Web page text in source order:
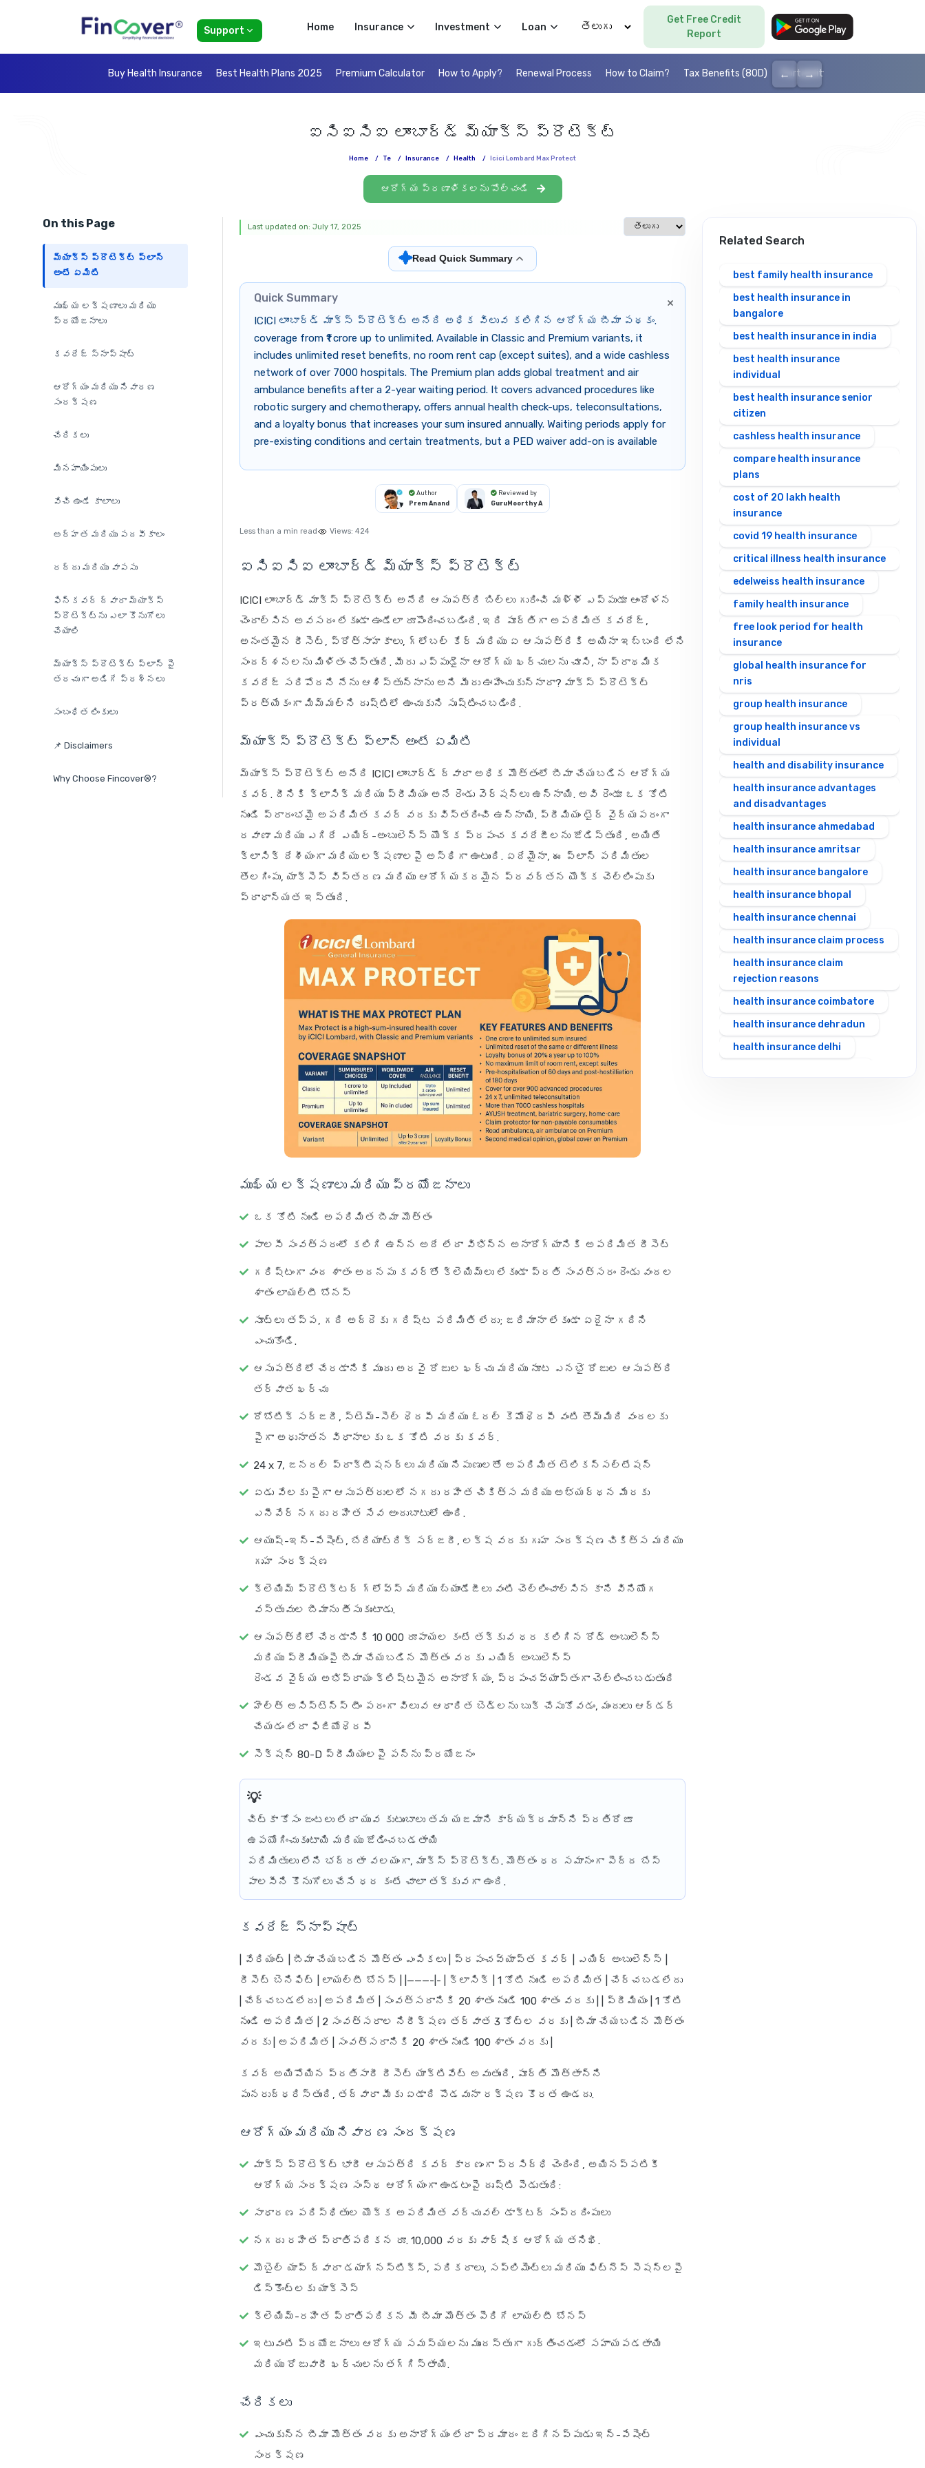
Support Home Insurance Investment Loan Select Language
Get Free Credit
Report
Buy Health Insurance Best Health Plans 2025 Premium Calculator How to Apply? Renewal Process How to Claim? Tax Benefits (80D) Portability
← →
ఐసిఐసిఐ లాంబార్డ్ మ్యాక్స్ ప్రొటెక్ట్
Home / Te / Insurance / Health / Icici Lombard Max Protect
ఆరోగ్య ప్రణాళికలను పోల్చండి
On this Page
మ్యాక్స్ ప్రొటెక్ట్ ప్లాన్
అంటే ఏమిటి
ముఖ్య లక్షణాలు మరియు
ప్రయోజనాలు
కవరేజ్ స్నాప్‌షాట్
ఆరోగ్యం మరియు నివారణ
సంరక్షణ
చేరికలు
మినహాయింపులు
వేచి ఉండే కాలాలు
అర్హత మరియు పదవీకాలం
రద్దు మరియు వాపసు
ఫిన్‌కవర్ ద్వారా మ్యాక్స్
ప్రొటెక్ట్‌ను ఎలా కొనుగోలు
చేయాలి
మ్యాక్స్ ప్రొటెక్ట్ ప్లాన్ పై
తరచుగా అడిగే ప్రశ్నలు
సంబంధిత లింకులు
📌 Disclaimers
Why Choose Fincover®?
Select language
Last updated on: July 17, 2025
✦Read Quick Summary
×
Quick Summary
ICICI లాంబార్డ్ మాక్స్ ప్రొటెక్ట్ అనేది అధిక విలువ కలిగిన ఆరోగ్య బీమా పథకం.
coverage from ₹1 crore up to unlimited. Available in Classic and Premium variants, it
includes unlimited reset benefits, no room rent cap (except suites), and a wide cashless
network of over 7000 hospitals. The Premium plan adds global treatment and air
ambulance benefits after a 2-year waiting period. It covers advanced procedures like
robotic surgery and chemotherapy, offers annual health check-ups, teleconsultations,
and a loyalty bonus that increases your sum insured annually. Waiting periods apply for
pre-existing conditions and certain treatments, but a PED waiver add-on is available
Author
Prem Anand
Reviewed by
GuruMoorthy A
Less than a min read Views: 424
ఐసిఐసిఐ లాంబార్డ్ మ్యాక్స్ ప్రొటెక్ట్
ICICI లాంబార్డ్ మాక్స్ ప్రొటెక్ట్ అనేది ఆసుపత్రి బిల్లు గురించి మళ్ళీ ఎప్పుడూ ఆందోళన
చెందాల్సిన అవసరం లేకుండా ఉండేలా రూపొందించబడింది. ఇది పూర్తిగా అపరిమిత కవరేజ్,
అనంతమైన రీసెట్, ప్రోత్సాహకాలు, గ్లోబల్ కేర్ మరియు ఏ ఆసుపత్రికి అయినా ఇబ్బంది లేని
సందర్శనలను మిళితం చేస్తుంది. మీరు ఎప్పుడైనా ఆరోగ్య ఖర్చులను చూసి, నా ప్రాథమిక
కవరేజ్ సరిపోదని నేను ఆశిస్తున్నాను అని మీరు ఊహించుకున్నారా? మాక్స్ ప్రొటెక్ట్
ప్రత్యేకంగా మిమ్మల్ని దృష్టిలో ఉంచుకుని సృష్టించబడింది.
మ్యాక్స్ ప్రొటెక్ట్ ప్లాన్ అంటే ఏమిటి
మ్యాక్స్ ప్రొటెక్ట్ అనేది ICICI లాంబార్డ్ ద్వారా అధిక మొత్తంలో బీమా చేయబడిన ఆరోగ్య
కవర్. దీనికి క్లాసిక్ మరియు ప్రీమియం అనే రెండు వెర్షన్లు ఉన్నాయి. అవి రెండూ ఒక కోటి
నుండి ప్రారంభమై అపరిమిత కవర్ వరకు విస్తరించి ఉన్నాయి. ప్రీమియం టైర్ వైద్యపరంగా
రవాణా మరియు ఎగిరే ఎయిర్-అంబులెన్స్ యొక్క ప్రపంచ కవరేజీలను జోడిస్తుంది, అయితే
క్లాసిక్ దేశీయంగా మరియు లక్షణాలపై అస్థిగా ఉంటుంది. ఏదేమైనా, ఈ ప్లాన్ పరిమితుల
తొలగింపు, యాక్సెస్ విస్తరణ మరియు ఆరోగ్యకరమైన ప్రవర్తన యొక్క చెల్లింపుకు
ప్రాధాన్యత ఇస్తుంది.
ముఖ్య లక్షణాలు మరియు ప్రయోజనాలు
ఒక కోటి నుండి అపరిమిత బీమా మొత్తం
పాలసీ సంవత్సరంలో కలిగి ఉన్న అదే లేదా విభిన్న అనారోగ్యానికి అపరిమిత రీసెట్
గరిష్టంగా వంద శాతం అదనపు కవర్‌తో క్లెయిమ్‌లు లేకుండా ప్రతి సంవత్సరం రెండు వందల
శాతం లాయల్టీ బోనస్
సూట్‌లు తప్ప, గది అద్దెకు గరిష్ట పరిమితి లేదు; జరిమానా లేకుండా ఏదైనా గదిని
ఎంచుకోండి.
ఆసుపత్రిలో చేరడానికి ముందు అరవై రోజుల ఖర్చు మరియు నూట ఎనభై రోజుల ఆసుపత్రి
తర్వాత ఖర్చు
రోబోటిక్ సర్జరీ, స్టెమ్-సెల్ థెరపీ మరియు ఓరల్ కెమోథెరపీ వంటి తొమ్మిది వందలకు
పైగా అధునాతన విధానాలకు ఒక కోటి వరకు కవర్.
24 x 7, జనరల్ ప్రాక్టీషనర్లు మరియు నిపుణులతో అపరిమిత టెలికన్సల్టేషన్
ఏడు వేలకు పైగా ఆసుపత్రులలో నగదు రహిత చికిత్స మరియు అభ్యర్థన మేరకు
ఎనీవేర్ నగదు రహిత సేవ అందుబాటులో ఉంది.
ఆయుష్-ఇన్-పేషెంట్, బేరియాట్రిక్ సర్జరీ, లక్ష వరకు గృహ సంరక్షణ చికిత్స మరియు
గృహ సంరక్షణ
క్లెయిమ్ ప్రొటెక్టర్ గ్లోవ్స్ మరియు బ్యాండేజీలు వంటి చెల్లించాల్సిన కాని వినియోగ
వస్తువుల బీమాను తీసుకుంటాడు.
ఆసుపత్రిలో చేరడానికి 10 000 రూపాయల కంటే తక్కువ ధర కలిగిన రోడ్ అంబులెన్స్
మరియు ప్రీమియంపై బీమా చేయబడిన మొత్తం వరకు ఎయిర్ అంబులెన్స్
రెండవ వైద్య అభిప్రాయం క్లిష్టమైన అనారోగ్యం, ప్రపంచవ్యాప్తంగా చెల్లించబడుతుంది
హెల్త్ అసిస్టెన్స్ టీం పరంగా విలువ ఆధారిత బెడ్‌లను బుక్ చేసుకోవడం, మందులు ఆర్డర్
చేయడం లేదా ఫిజియోథెరపీ
సెక్షన్ 80-D ప్రీమియంలపై పన్ను ప్రయోజనం
చిట్కా కోసం జంటలు లేదా యువ కుటుంబాలు తమ యజమాని కార్యక్రమాన్ని ప్రతిరోజూ
ఉపయోగించుకుంటాయి మరియు జోడించబడతాయి
పరిమితులు లేని భద్రతా వలయంగా, మాక్స్ ప్రొటెక్ట్. మొత్తం ధర సమానంగా పెద్ద బేస్
పాలసీని కొనుగోలు చేసే ధర కంటే చాలా తక్కువగా ఉంది.
కవరేజ్ స్నాప్‌షాట్
| వేరియంట్ | బీమా చేయబడిన మొత్తం ఎంపికలు | ప్రపంచవ్యాప్త కవర్ | ఎయిర్ అంబులెన్స్ |
రీసెట్ బెనిఫిట్ | లాయల్టీ బోనస్ | |———-|- | క్లాసిక్ | 1 కోటి నుండి అపరిమిత | చేర్చబడలేదు
| చేర్చబడలేదు | అపరిమిత | సంవత్సరానికి 20 శాతం నుండి 100 శాతం వరకు | | ప్రీమియం | 1 కోటి
నుండి అపరిమిత | 2 సంవత్సరాల నిరీక్షణ తర్వాత 3 కోట్ల వరకు | బీమా చేయబడిన మొత్తం
వరకు | అపరిమిత | సంవత్సరానికి 20 శాతం నుండి 100 శాతం వరకు |
కవర్ అయిపోయిన ప్రతిసారీ రీసెట్ యాక్టివేట్ అవుతుంది, పూర్తి మొత్తాన్ని
పునరుద్ధరిస్తుంది, తద్వారా మీకు ఏడాది పొడవునా రక్షణ కొరత ఉండదు.
ఆరోగ్యం మరియు నివారణ సంరక్షణ
మాక్స్ ప్రొటెక్ట్ భారీ ఆసుపత్రి కవర్ కారణంగా ప్రసిద్ధి చెందింది, అయినప్పటికీ
ఆరోగ్య సంరక్షణ సంస్థ ఆరోగ్యంగా ఉండటంపై దృష్టి పెడుతుంది:
సాధారణ పరిస్థితుల యొక్క అపరిమిత వర్చువల్ డాక్టర్ సంప్రదింపులు
నగదు రహిత ప్రాతిపదికన రూ. 10,000 వరకు వార్షిక ఆరోగ్య తనిఖీ.
మొబైల్ యాప్ ద్వారా డయాగ్నస్టిక్స్, పరికరాలు, సప్లిమెంట్లు మరియు ఫిట్‌నెస్ సెషన్‌లపై
డిస్కౌంట్‌లకు యాక్సెస్
క్లెయిమ్-రహిత ప్రాతిపదికన మీ బీమా మొత్తం పెరిగే లాయల్టీ బోనస్
ఇటువంటి ప్రయోజనాలు ఆరోగ్య సమస్యలను ముందస్తుగా గుర్తించడంలో సహాయపడతాయి
మరియు రోజువారీ ఖర్చులను తగ్గిస్తాయి.
చేరికలు
ఎంచుకున్న బీమా మొత్తం వరకు అనారోగ్యం లేదా ప్రమాదం జరిగినప్పుడు ఇన్-పేషెంట్
సంరక్షణ
Related Search
best family health insurance
best health insurance in
bangalore
best health insurance in india
best health insurance
individual
best health insurance senior
citizen
cashless health insurance
compare health insurance
plans
cost of 20 lakh health
insurance
covid 19 health insurance
critical illness health insurance
edelweiss health insurance
family health insurance
free look period for health
insurance
global health insurance for
nris
group health insurance
group health insurance vs
individual
health and disability insurance
health insurance advantages
and disadvantages
health insurance ahmedabad
health insurance amritsar
health insurance bangalore
health insurance bhopal
health insurance chennai
health insurance claim process
health insurance claim
rejection reasons
health insurance coimbatore
health insurance dehradun
health insurance delhi